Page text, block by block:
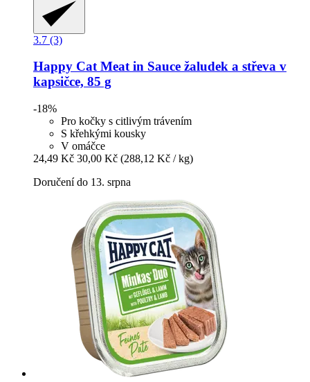
3.7 (3)
Happy CatMeat in Sauce žaludek a střeva v
kapsičce, 85 g
-18%
Pro kočky s citlivým trávením
S křehkými kousky
V omáčce
24,49 Kč 30,00 Kč (288,12 Kč / kg)
Doručení do 13. srpna